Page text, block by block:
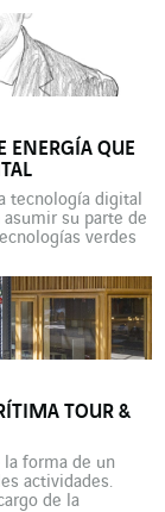
de la prensa. […]
ENERGÍA QUE
tecnología digital
su parte de
verdes
Ferreboeuf,
2018 dirigió […]
TOUR &
la forma de un
actividades.
de la